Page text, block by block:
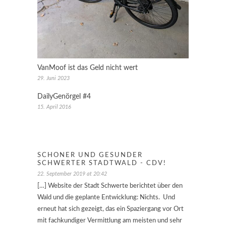
VanMoof ist das Geld nicht wert
29. Juni 2023
DailyGenörgel #4
15. April 2016
SCHÖNER UND GESUNDER
SCHWERTER STADTWALD - CDV!
22. September 2019 at 20:42
[…] Website der Stadt Schwerte berichtet über den
Wald und die geplante Entwicklung: Nichts. Und
erneut hat sich gezeigt, das ein Spaziergang vor Ort
mit fachkundiger Vermittlung am meisten und sehr